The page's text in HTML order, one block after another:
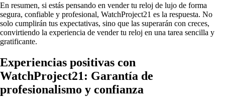
En resumen, si estás pensando en vender tu reloj de lujo de forma
segura, confiable y profesional, WatchProject21 es la respuesta. No
solo cumplirán tus expectativas, sino que las superarán con creces,
convirtiendo la experiencia de vender tu reloj en una tarea sencilla y
gratificante.
Experiencias positivas con
WatchProject21: Garantía de
profesionalismo y confianza